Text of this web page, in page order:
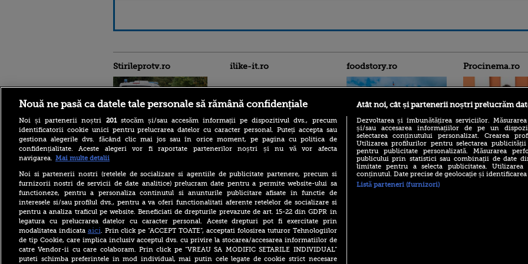
Stirileprotv.ro
Reacția MAE după ce o
româncă a fost arestată în
Alerta West Nile: două
persoane au murit, iar
numărul cazurilor a ajuns la
10. Măsurile de protecție
împotriva țânțarilor
Ce le-a spus Donald Trump
donatorilor despre
succesorul său pentru
alegerile din 2028. Pe cine a
ales între Rubio și Vance
ilike-it.ro foodstory.ro
(P) Descoperă Lumea
Evenimentelor din România
cu Transilvania Events!
(P) Raku, gaming intens și o
Procinema.ro
Emoții intense
Sebastian Stan!
Annabelle, l-a
Nouă ne pasă ca datele tale personale să rămână confidențiale
Noi și partenerii noștri 201stocăm și/sau accesăm informații pe dispozitivul dvs., precum
identificatorii cookie unici pentru prelucrarea datelor cu caracter personal. Puteți accepta sau
gestiona alegerile dvs. făcând clic mai jos sau în orice moment, pe pagina cu politica de
confidențialitate. Aceste alegeri vor fi raportate partenerilor noștri și nu vă vor afecta
navigarea. Mai multe detalii
Noi si partenerii nostri (retelele de socializare si agentiile de publicitate partenere, precum si
furnizorii nostri de servicii de date analitice) prelucram date pentru a permite website-ului sa
functioneze, pentru a personaliza continutul si anunturile publicitare afisate in functie de
interesele si/sau profilul dvs., pentru a va oferi functionalitati aferente retelelor de socializare si
pentru a analiza traficul pe website. Beneficiati de drepturile prevazute de art. 15-22 din GDPR in
legatura cu prelucrarea datelor cu caracter personal. Aceste drepturi pot fi exercitate prin
modalitatea indicata aici. Prin click pe “ACCEPT TOATE”, acceptati folosirea tuturor Tehnologiilor
de tip Cookie, care implica inclusiv acceptul dvs. cu privire la stocarea/accesarea informatiilor de
catre Vendor-ii cu care colaboram. Prin click pe “VREAU SA MODIFIC SETARILE INDIVIDUAL”
puteti schimba preferintele in mod individual, mai putin cele legate de cookie strict necesare
Atât noi, cât și partenerii noștri prelucrăm
Dezvoltarea și îmbunătățirea serviciilor.
și/sau accesarea informațiilor de pe un
selectarea conținutului personalizat. Crearea
Utilizarea profilurilor pentru selectarea
pentru publicitate personalizată. Măsurarea
publicului prin statistici sau combinații de date
limitate pentru a selecta publicitatea.
conținutul. Date precise de geolocație și
Listă parteneri (furnizori)